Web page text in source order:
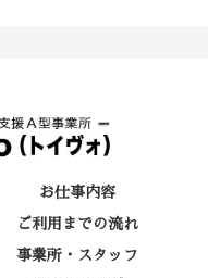
お仕事内容
ご利用までの流れ
事業所・スタッフ